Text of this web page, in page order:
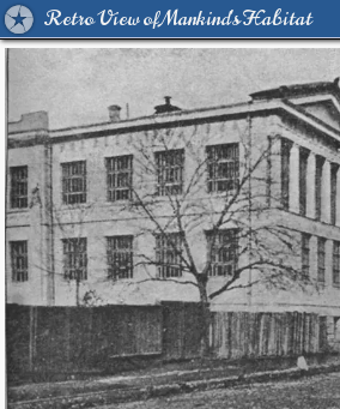
Retro View of Mankind's Habitat